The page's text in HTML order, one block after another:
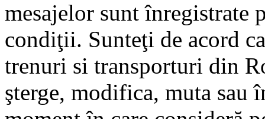
mesajelor sunt înregistrate
condiţii. Sunteţi de acord
trenuri si transporturi din
şterge, modifica, muta sau